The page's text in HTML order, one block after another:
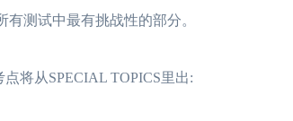
测试中最有挑战性的部分。
将从SPECIAL TOPICS里出: